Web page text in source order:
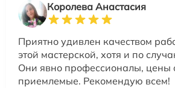
Королева Анастасия
Приятно удивлен качеством
этой мастерской, хотя и по
Они явно профессионалы, цены
приемлемые. Рекомендую всем!